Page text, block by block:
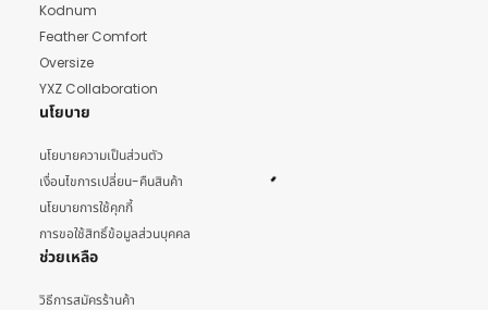
Kodnum
Feather Comfort
Oversize
YXZ Collaboration
นโยบาย
นโยบายความเป็นส่วนตัว
เงื่อนไขการเปลี่ยน-คืนสินค้า
นโยบายการใช้คุกกี้
การขอใช้สิทธิ์ข้อมูลส่วนบุคคล
ช่วยเหลือ
วิธีการสมัครร้านค้า